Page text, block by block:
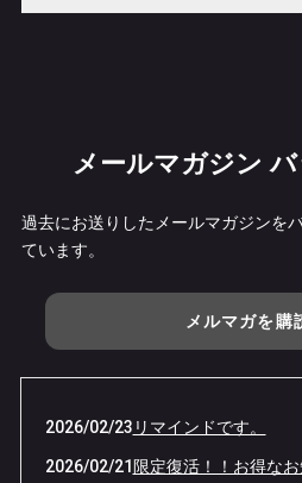
メールマガジン
過去にお送りしたメールマガジンを
ています。
メルマガを購
2026/02/23 リマインドです。
2026/02/21 限定復活！！お得な